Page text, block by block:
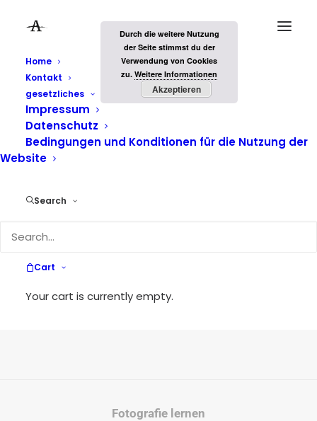
Home
Kontakt
gesetzliches
Impressum
Datenschutz
Bedingungen und Konditionen für die Nutzung der
Website
Search
Cart
Your cart is currently empty.
Fotografie lernen
Fotografie lernen
Durch die weitere Nutzung
der Seite stimmst du der
Verwendung von Cookies
zu. Weitere Informationen
Akzeptieren